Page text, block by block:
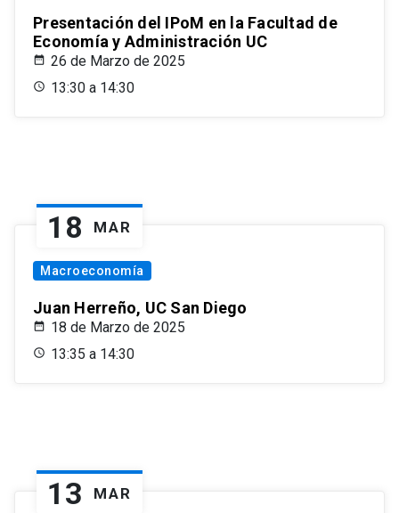
Presentación del IPoM en la Facultad de
Economía y Administración UC
26 de Marzo de 2025
13:30 a 14:30
18 MAR
Macroeconomía
Juan Herreño, UC San Diego
18 de Marzo de 2025
13:35 a 14:30
13 MAR